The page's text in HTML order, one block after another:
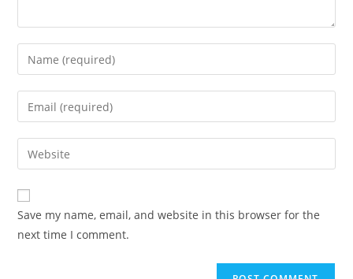
Enter
your
name
comment
Enter
your
email
address
comment
Enter
your
website
URL
(optional)
Save my name, email, and website in this browser for the
next time I comment.